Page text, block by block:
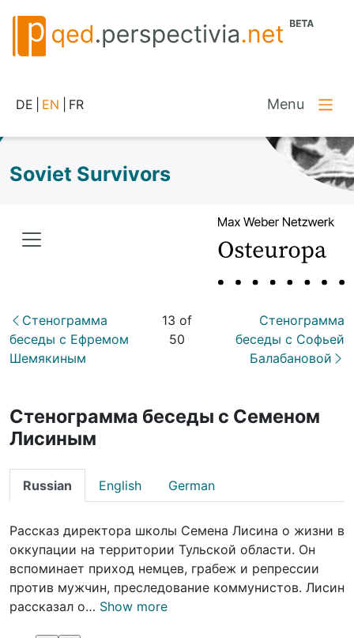
DE EN FR Menu
Soviet Survivors
Стенограмма
беседы с Ефремом
Шемякиным
13 of
50
Стенограмма
беседы с Софьей
Балабановой
Стенограмма беседы с Семеном
Лисиным
Russian English German
Рассказ директора школы Семена Лисина о жизни в
оккупации на территории Тульской области. Он
вспоминает приход немцев, грабеж и репрессии
против мужчин, преследование коммунистов. Лисин
рассказал о… Show more